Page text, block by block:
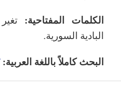
الكلمات المفتاحية:
البادية السورية.
البحث كاملاً باللغة العربية: pdf